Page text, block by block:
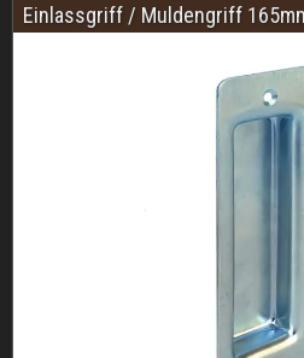
Einlassgriff / Muldengriff